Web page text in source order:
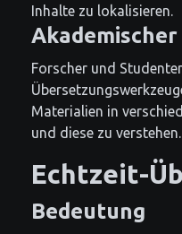
Inhalte zu lokalisieren.
Forscher und
Materialien in
und diese zu verstehen.
Echtzeit-
Bedeutung